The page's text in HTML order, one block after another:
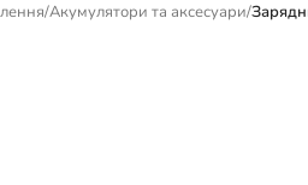
/Акумулятори та аксесуари/